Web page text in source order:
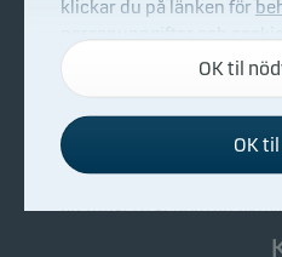
Bekämpning av ekonomisk
brottslighet
klickar du på länken för
webbplats.
Nödvändiga cookies
Nödvändiga cookies
att fungera genom att
funktioner som
OK til
OK